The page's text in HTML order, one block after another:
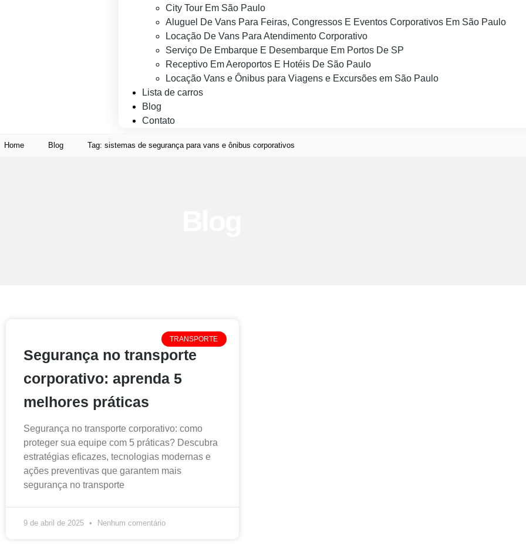
City Tour Em São Paulo
Aluguel De Vans Para Feiras, Congressos E Eventos Corporativos Em São Paulo
Locação De Vans Para Atendimento Corporativo
Serviço De Embarque E Desembarque Em Portos De SP
Receptivo Em Aeroportos E Hotéis De São Paulo
Locação Vans e Ônibus para Viagens e Excursões em São Paulo
Lista de carros
Blog
Contato
Home Blog Tag: sistemas de segurança para vans e ônibus corporativos
TRANSPORTE
Segurança no transporte
corporativo: aprenda 5
melhores práticas
Segurança no transporte corporativo: como
proteger sua equipe com 5 práticas? Descubra
estratégias eficazes, tecnologias modernas e
ações preventivas que garantem mais
segurança no transporte
9 de abril de 2025 Nenhum comentário